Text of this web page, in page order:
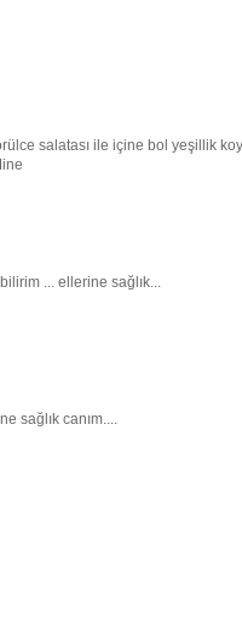
salatası ile içine bol yeşillik
... ellerine sağlık...
sağlık canım....